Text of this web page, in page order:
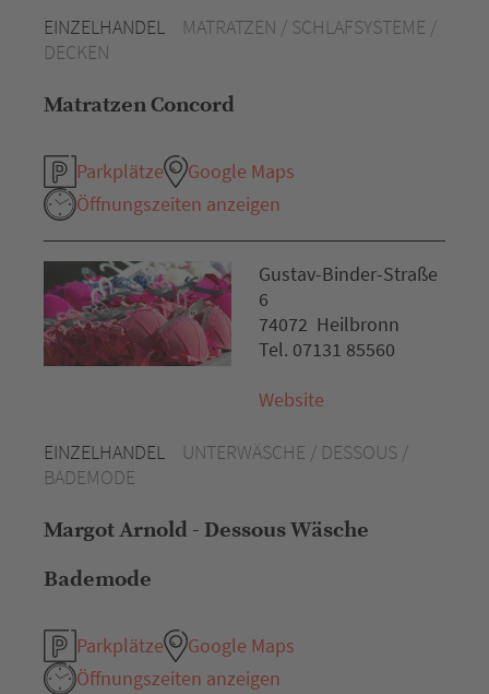
EINZELHANDEL
MATRATZEN / SCHLAFSYSTEME /
DECKEN
Matratzen Concord
Parkplätze
Google Maps
Öffnungszeiten anzeigen
EINZELHANDEL
UNTERWÄSCHE / DESSOUS /
BADEMODE
Margot Arnold - Dessous Wäsche
Bademode
Parkplätze
Google Maps
Öffnungszeiten anzeigen
Gustav-Binder-Straße
6
74072 Heilbronn
Tel. 07131 85560
Website